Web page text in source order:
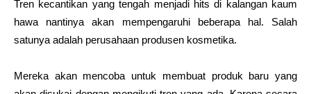
Tren kecantikan yang tengah menjadi hits di kalangan kaum
hawa nantinya akan mempengaruhi beberapa hal. Salah
satunya adalah perusahaan produsen kosmetika.
Mereka akan mencoba untuk membuat produk baru yang